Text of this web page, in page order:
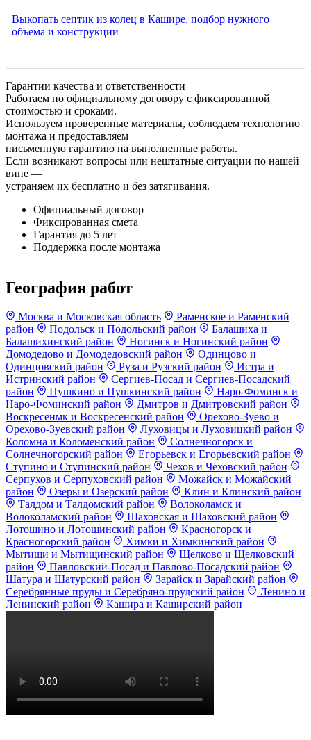
Выкопать септик из колец в Кашире, подбор нужного
объема и конструкции
Гарантии качества и ответственности
Работаем по официальному договору с фиксированной
стоимостью и сроками.
Используем проверенные материалы, соблюдаем технологию
монтажа и предоставляем
письменную гарантию на выполненные работы.
Если возникают вопросы или нештатные ситуации по нашей
вине —
устраняем их бесплатно и без затягивания.
Официальный договор
Фиксированная смета
Гарантия до 5 лет
Поддержка после монтажа
География работ
Москва и Московская область
Раменское и Раменский
район
Подольск и Подольский район
Балашиха и
Балашихинский район
Ногинск и Ногинский район
Домодедово и Домодедовский район
Одинцово и
Одинцовский район
Руза и Рузский район
Истра и
Истринский район
Сергиев-Посад и Сергиев-Посадский
район
Пушкино и Пушкинский район
Наро-Фоминск и
Наро-Фоминский район
Дмитров и Дмитровский район
Воскресенмк и Воскресенский район
Орехово-Зуево и
Орехово-Зуевский район
Луховицы и Луховицкий район
Коломна и Коломенский район
Солнечногорск и
Солнечногорский район
Егорьевск и Егорьевский район
Ступино и Ступинский район
Чехов и Чеховский район
Серпухов и Серпуховский район
Можайск и Можайский
район
Озеры и Озерский район
Клин и Клинский район
Талдом и Талдомский район
Волоколамск и
Волоколамский район
Шаховская и Шаховский район
Лотошино и Лотошинский район
Красногорск и
Красногорский район
Химки и Химкинский район
Мытищи и Мытищинский район
Щелково и Щелковский
район
Павловский-Посад и Павлово-Посадский район
Шатура и Шатурский район
Зарайск и Зарайский район
Серебрянные пруды и Серебряно-прудский район
Ленино и
Ленинский район
Кашира и Каширский район